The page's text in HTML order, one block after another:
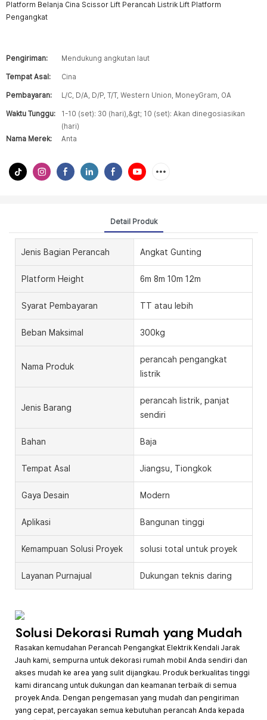
Platform Belanja Cina Scissor Lift Perancah Listrik Lift Platform
Pengangkat
Pengiriman: Mendukung angkutan laut
Tempat Asal: Cina
Pembayaran: L/C, D/A, D/P, T/T, Western Union, MoneyGram, OA
Waktu Tunggu:
1-10 (set): 30 (hari),&gt; 10 (set): Akan dinegosiasikan
(hari)
Nama Merek:
Anta
Detail Produk
Jenis Bagian Perancah Angkat Gunting
Platform Height 6m 8m 10m 12m
Syarat Pembayaran TT atau lebih
Beban Maksimal 300kg
Nama Produk
perancah pengangkat
listrik
Jenis Barang
perancah listrik, panjat
sendiri
Bahan Baja
Tempat Asal Jiangsu, Tiongkok
Gaya Desain Modern
Aplikasi Bangunan tinggi
Kemampuan Solusi Proyek solusi total untuk proyek
Layanan Purnajual Dukungan teknis daring
Solusi Dekorasi Rumah yang Mudah
Rasakan kemudahan Perancah Pengangkat Elektrik Kendali Jarak
Jauh kami, sempurna untuk dekorasi rumah mobil Anda sendiri dan
akses mudah ke area yang sulit dijangkau. Produk berkualitas tinggi
kami dirancang untuk dukungan dan keamanan terbaik di semua
proyek Anda. Dengan pengemasan yang mudah dan pengiriman
yang cepat, percayakan semua kebutuhan perancah Anda kepada